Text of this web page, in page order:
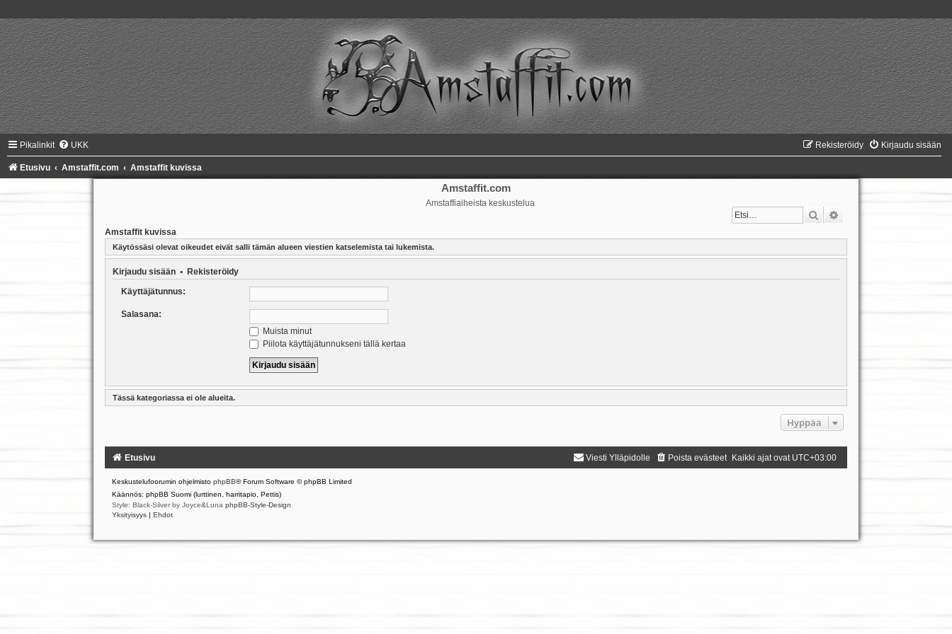
Pikalinkit UKK Kirjaudu sisään
Rekisteröidy
Etusivu Amstaffit.com Amstaffit kuvissa
Amstaffit.com
Amstaffiaiheista keskustelua
Etsi
Amstaffit kuvissa
Käytössäsi olevat oikeudet eivät salli tämän alueen viestien katselemista tai lukemista.
Kirjaudu sisään• Rekisteröidy
Käyttäjätunnus:
Salasana:
Muista minut
Piilota käyttäjätunnukseni tällä kertaa
Tässä kategoriassa ei ole alueita.
Hyppää
Etusivu Kaikki ajat ovat UTC+03:00
Poista evästeet
Viesti Ylläpidolle
Keskustelufoorumin ohjelmisto phpBB® Forum Software © phpBB Limited
Käännös: phpBB Suomi (lurttinen, harritapio, Pettis)
Style: Black-Silver by Joyce&Luna phpBB-Style-Design
Yksityisyys | Ehdot